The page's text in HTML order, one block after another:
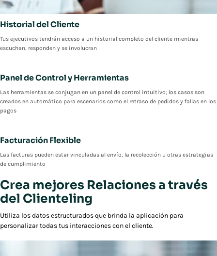
Historial del Cliente
Tus ejecutivos tendrán acceso a un historial completo del cliente mientras
escuchan, responden y se involucran
Panel de Control y Herramientas
Las herramientas se conjugan en un panel de control intuitivo; los casos son
creados en automático para escenarios como el retraso de pedidos y fallas en los
pagos
Facturación Flexible
Las facturas pueden estar vinculadas al envío, la recolección u otras estrategias
de cumplimiento
Crea mejores Relaciones a través
del Clienteling
Utiliza los datos estructurados que brinda la aplicación para
personalizar todas tus interacciones con el cliente.